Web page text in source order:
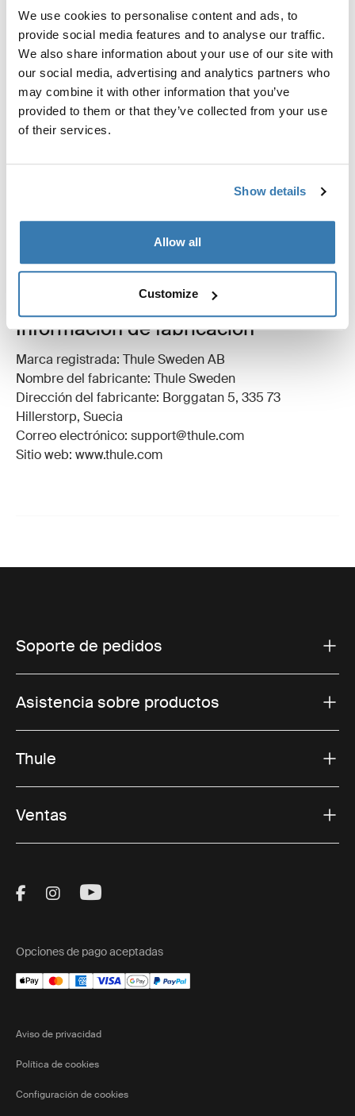
We use cookies to personalise content and ads, to
provide social media features and to analyse our traffic.
We also share information about your use of our site with
our social media, advertising and analytics partners who
may combine it with other information that you’ve
provided to them or that they’ve collected from your use
of their services.
Show details
Allow all
Customize
un canal para deslizar una tienda de campaña Thule o
los organizadores Thule.
Todas las características
Toggle guides and instructions
Instrucciones
Toggle overview
Reseñas
Información de fabricación
Marca registrada: Thule Sweden AB
Nombre del fabricante: Thule Sweden
Dirección del fabricante: Borggatan 5, 335 73
Hillerstorp, Suecia
Correo electrónico: support@thule.com
Sitio web: www.thule.com
Soporte de pedidos
Asistencia sobre productos
Thule
Ventas
Visit Thule on Facebook (external link)
Visit Thule on Instagram (external link)
Visit Thule on Youtube (external
Opciones de pago aceptadas
Aviso de privacidad
Política de cookies
Configuración de cookies